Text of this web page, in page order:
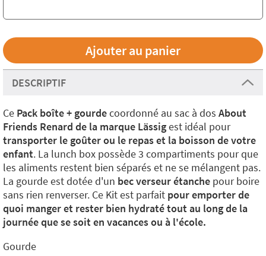
DESCRIPTIF
Ce Pack boîte + gourdecoordonné au sac à dos About
Friends Renard de la marque Lässigest idéal pour
transporter le goûter ou le repas et la boisson de votre
enfant. La lunch box possède 3 compartiments pour que
les aliments restent bien séparés et ne se mélangent pas.
La gourde est dotée d'un bec verseur étanche pour boire
sans rien renverser. Ce Kit est parfait pour emporter de
quoi manger et rester bien hydraté tout au long de la
journée que se soit en vacances ou à l'école.
Gourde